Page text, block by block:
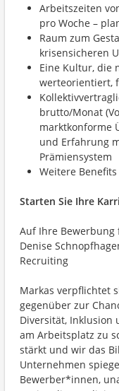
Arbeitszeiten
pro Woche –
Raum zum
krisensicheren
Eine Kultur, die
werteorientiert,
brutto/Monat
marktkonforme
und Erfahrung
Prämiensystem
Weitere
Starten Sie Ihre
Auf Ihre Bewerbung
Denise
Recruiting
Markas verpflichtet
gegenüber zur
Diversität, Inklusion
am Arbeitsplatz zu
stärkt und wir das
Unternehmen
Bewerber*innen,